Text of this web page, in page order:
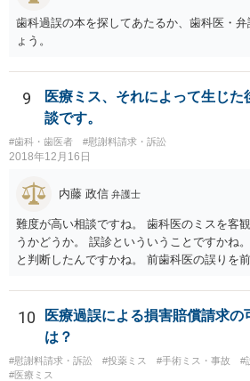
歯科過誤の本を探してあたるか、歯科医・
ょう。
9
医療ミス、それによって生じた
談です。
#歯科・歯医者 #慰謝料請求・訴訟
2018年12月16日
内藤 政信 弁護士
難度が高い相談ですね。 歯科医のミスを客
うかどうか。 誤診といういうことですかね
と判断したんですかね。 前歯科医の誤りを
前医師の診断の誤りに起因するものかどう
う見ているんでしょうかね。 歯科医の資格
ね。 そのような弁護士を探すのもいいと思い
10
医療過誤による損害賠償請求の
は？
#慰謝料請求・訴訟 #投薬ミス #手術ミス・事故 #
#医療ミス